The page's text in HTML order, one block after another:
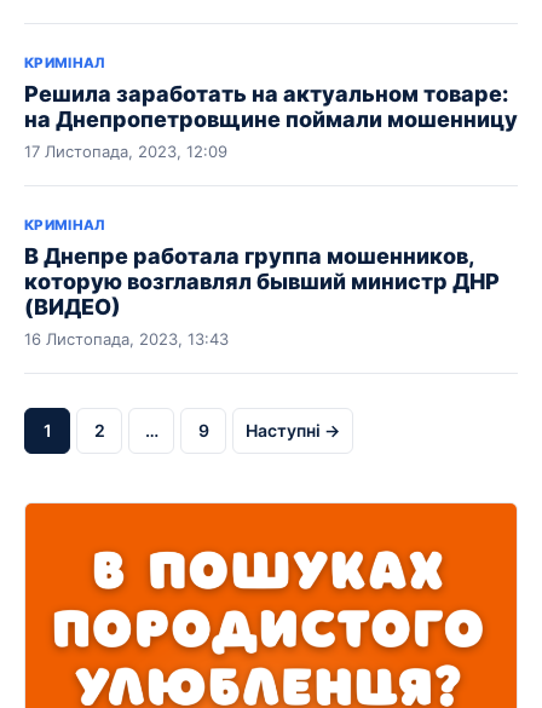
КРИМІНАЛ
Решила заработать на актуальном товаре:
на Днепропетровщине поймали мошенницу
17 Листопада, 2023, 12:09
КРИМІНАЛ
В Днепре работала группа мошенников,
которую возглавлял бывший министр ДНР
(ВИДЕО)
16 Листопада, 2023, 13:43
1 2 … 9 Наступні →